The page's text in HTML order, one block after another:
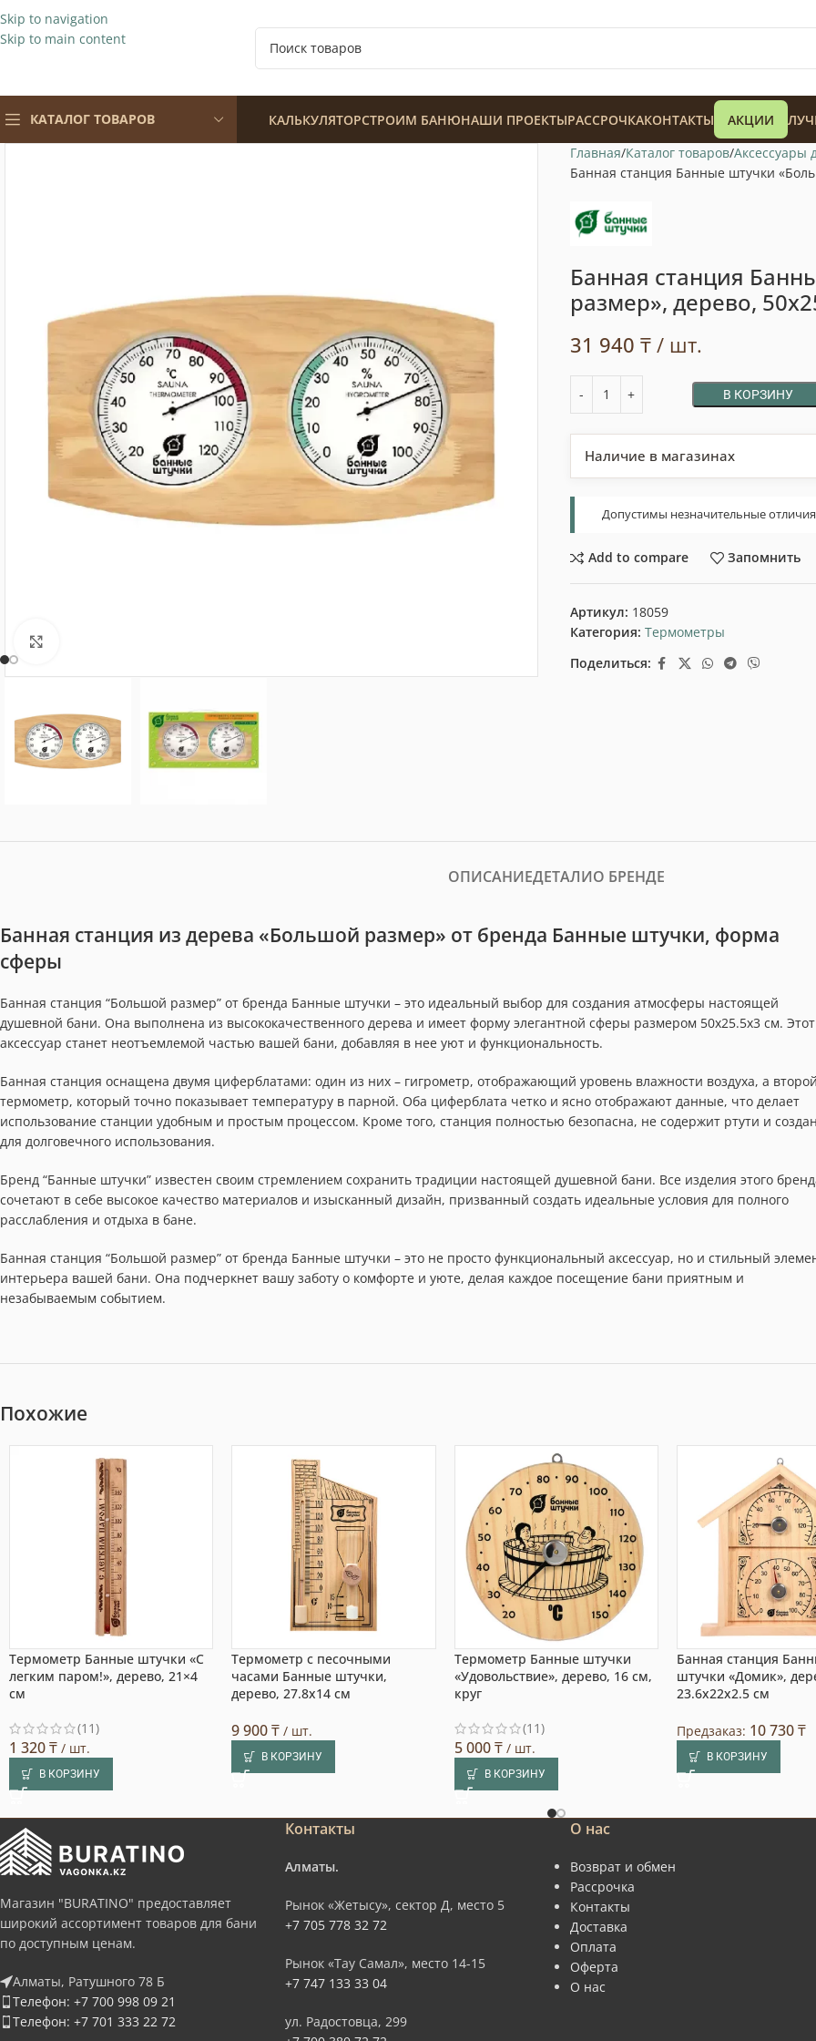
Skip to navigation
Skip to main content
КАТАЛОГ ТОВАРОВ
128 900₸
КАЛЬКУЛЯТОРСТРОИМ БАНЮНАШИ ПРОЕКТЫРАССРОЧКАКОНТАКТЫ АКЦИИ
Главная Каталог товаров Аксессуары
Банная станция Банные штучки
Банная станция
размер», дерево,
31 940 ₸/ шт.
В КОРЗИНУ
Наличие в магазинах
Допустимы незначительные
Add to compare Запомнить
Артикул: 18059
Категория: Термометры
Поделиться:
ОПИСАНИЕДЕТАЛИО БРЕНДЕ
Банная станция из дерева «Большой размер» от бренда Банные штучки, форма
сферы
Банная станция “Большой размер” от бренда Банные штучки – это идеальный выбор для создания атмосферы настоящей
душевной бани. Она выполнена из высококачественного дерева и имеет форму элегантной сферы размером 50х25.5х3 см. Этот
аксессуар станет неотъемлемой частью вашей бани, добавляя в нее уют и функциональность.
Банная станция оснащена двумя циферблатами: один из них – гигрометр, отображающий уровень влажности воздуха, а
термометр, который точно показывает температуру в парной. Оба циферблата четко и ясно отображают данные, что делает
использование станции удобным и простым процессом. Кроме того, станция полностью безопасна, не содержит ртути и
для долговечного использования.
Бренд “Банные штучки” известен своим стремлением сохранить традиции настоящей душевной бани. Все изделия этого
сочетают в себе высокое качество материалов и изысканный дизайн, призванный создать идеальные условия для полного
расслабления и отдыха в бане.
Банная станция “Большой размер” от бренда Банные штучки – это не просто функциональный аксессуар, но и стильный
интерьера вашей бани. Она подчеркнет вашу заботу о комфорте и уюте, делая каждое посещение бани приятным и
незабываемым событием.
Похожие
Термометр Банные штучки «С
легким паром!», дерево, 21×4
см
(11)
1 320₸ / шт.
В КОРЗИНУ
Термометр с песочными
часами Банные штучки,
дерево, 27.8х14 см
9 900₸ / шт.
В КОРЗИНУ
Термометр Банные штучки
«Удовольствие», дерево, 16 см,
круг
(11)
5 000₸/ шт.
В КОРЗИНУ
Банная станция
штучки «Домик»,
23.6х22х2.5 см
Предзаказ: 10 730₸
В КОРЗИНУ
Магазин "BURATINO" предоставляет
широкий ассортимент товаров для бани
по доступным ценам.
Алматы, Ратушного 78 Б
Телефон: +7 700 998 09 21
Телефон: +7 701 333 22 72
Контакты
Алматы.
Рынок «Жетысу», сектор Д, место 5
+7 705 778 32 72
Рынок «Тау Самал», место 14-15
+7 747 133 33 04
ул. Радостовца, 299
О нас
Возврат и обмен
Рассрочка
Контакты
Доставка
Оплата
Оферта
О нас